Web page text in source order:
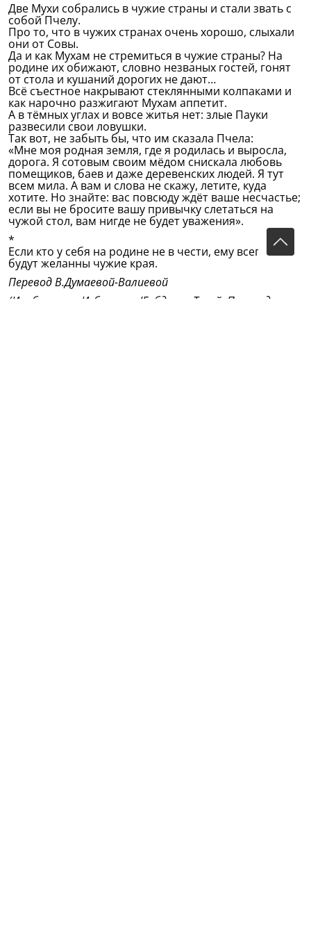
Две Мухи собрались в чужие страны и стали звать с
собой Пчелу.
Про то, что в чужих странах очень хорошо, слыхали
они от Совы.
Да и как Мухам не стремиться в чужие страны? На
родине их обижают, словно незваных гостей, гонят
от стола и кушаний дорогих не дают…
Всё съестное накрывают стеклянными колпаками и
как нарочно разжигают Мухам аппетит.
А в тёмных углах и вовсе житья нет: злые Пауки
развесили свои ловушки.
Так вот, не забыть бы, что им сказала Пчела:
«Мне моя родная земля, где я родилась и выросла,
дорога. Я сотовым своим мёдом снискала любовь
помещиков, баев и даже деревенских людей. Я тут
всем мила. А вам и слова не скажу, летите, куда
хотите. Но знайте: вас повсюду ждёт ваше несчастье;
если вы не бросите вашу привычку слетаться на
чужой стол, вам нигде не будет уважения».
*
Если кто у себя на родине не в чести, ему всегда
будут желанны чужие края.
Перевод В.Думаевой-Валиевой
(Из сборника: Избранное/Габдулла Тукай; Перевод с